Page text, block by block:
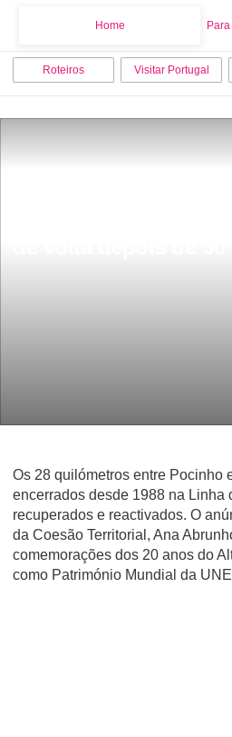
Home
Roteiros Visitar Portugal
Os 28 quilómetros entre Pocinho
encerrados desde 1988 na Linha
recuperados e reactivados. O
da Coesão Territorial, Ana
comemorações dos 20 anos do
como Património Mundial da